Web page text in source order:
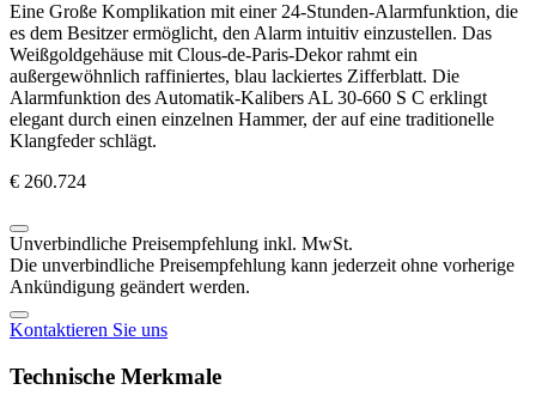
Eine Große Komplikation mit einer 24-Stunden-Alarmfunktion, die
es dem Besitzer ermöglicht, den Alarm intuitiv einzustellen. Das
Weißgoldgehäuse mit Clous-de-Paris-Dekor rahmt ein
außergewöhnlich raffiniertes, blau lackiertes Zifferblatt. Die
Alarmfunktion des Automatik-Kalibers AL 30-660 S C erklingt
elegant durch einen einzelnen Hammer, der auf eine traditionelle
Klangfeder schlägt.
€ 260.724
Unverbindliche Preisempfehlung inkl. MwSt.
Die unverbindliche Preisempfehlung kann jederzeit ohne vorherige
Ankündigung geändert werden.
Kontaktieren Sie uns
Technische Merkmale